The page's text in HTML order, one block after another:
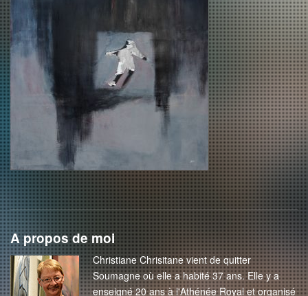
A propos de moi
Christiane Chrisitane vient de quitter
Soumagne où elle a habité 37 ans. Elle y a
enseigné 20 ans à l'Athénée Royal et organisé